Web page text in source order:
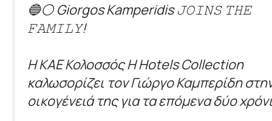
🔵⚪️ Giorgos Kamperidis 𝙹𝙾𝙸𝙽𝚂 𝚃𝙷𝙴
𝙵𝙰𝙼𝙸𝙻𝚈!
Η ΚΑΕ Κολοσσός H Hotels Collection
καλωσορίζει τον Γιώργο Καμπερίδη
οικογένειά της για τα επόμενα δύο